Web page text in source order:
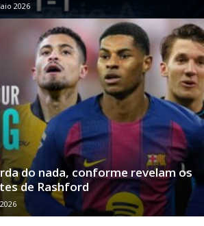
2026
do nada, conforme revelam os
de Rashford